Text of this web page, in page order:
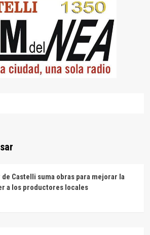
Castelli suma obras para mejorar la
a los productores locales